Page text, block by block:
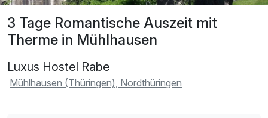
3 Tage Romantische Auszeit mit
Therme in Mühlhausen
Luxus Hostel Rabe
Mühlhausen (Thüringen), Nordthüringen